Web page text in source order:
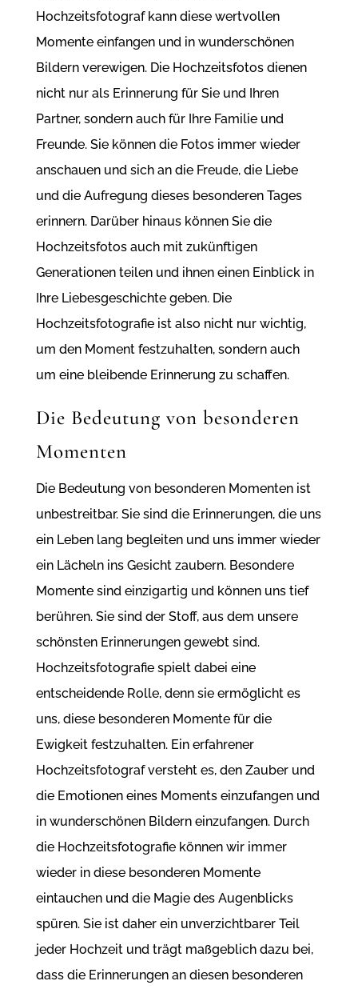
Hochzeitsfotograf kann diese wertvollen
Momente einfangen und in wunderschönen
Bildern verewigen. Die Hochzeitsfotos dienen
nicht nur als Erinnerung für Sie und Ihren
Partner, sondern auch für Ihre Familie und
Freunde. Sie können die Fotos immer wieder
anschauen und sich an die Freude, die Liebe
und die Aufregung dieses besonderen Tages
erinnern. Darüber hinaus können Sie die
Hochzeitsfotos auch mit zukünftigen
Generationen teilen und ihnen einen Einblick in
Ihre Liebesgeschichte geben. Die
Hochzeitsfotografie ist also nicht nur wichtig,
um den Moment festzuhalten, sondern auch
um eine bleibende Erinnerung zu schaffen.
Die Bedeutung von besonderen
Momenten
Die Bedeutung von besonderen Momenten ist
unbestreitbar. Sie sind die Erinnerungen, die uns
ein Leben lang begleiten und uns immer wieder
ein Lächeln ins Gesicht zaubern. Besondere
Momente sind einzigartig und können uns tief
berühren. Sie sind der Stoff, aus dem unsere
schönsten Erinnerungen gewebt sind.
Hochzeitsfotografie spielt dabei eine
entscheidende Rolle, denn sie ermöglicht es
uns, diese besonderen Momente für die
Ewigkeit festzuhalten. Ein erfahrener
Hochzeitsfotograf versteht es, den Zauber und
die Emotionen eines Moments einzufangen und
in wunderschönen Bildern einzufangen. Durch
die Hochzeitsfotografie können wir immer
wieder in diese besonderen Momente
eintauchen und die Magie des Augenblicks
spüren. Sie ist daher ein unverzichtbarer Teil
jeder Hochzeit und trägt maßgeblich dazu bei,
dass die Erinnerungen an diesen besonderen